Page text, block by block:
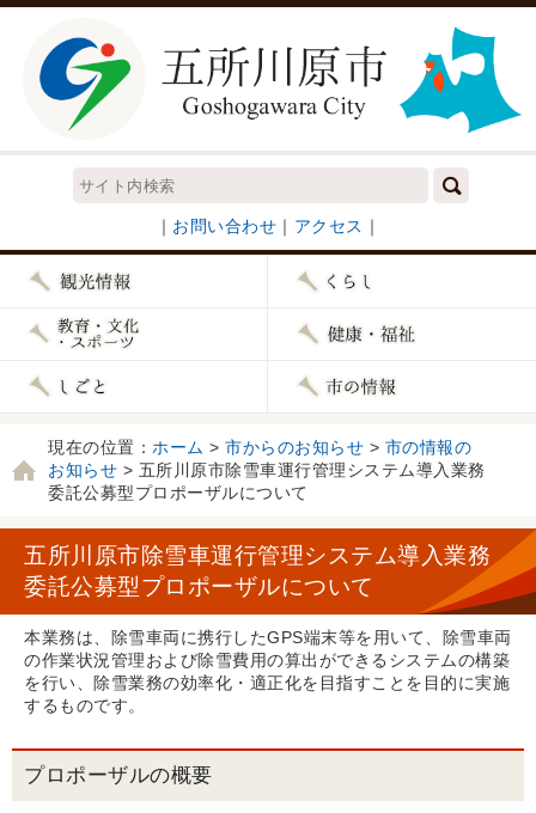
｜ お問い合わせ ｜ アクセス ｜
現在の位置： ホーム > 市からのお知らせ > 市の情報の
お知らせ > 五所川原市除雪車運行管理システム導入業務
委託公募型プロポーザルについて
五所川原市除雪車運行管理システム導入業務
委託公募型プロポーザルについて
本業務は、除雪車両に携行したGPS端末等を用いて、除雪車両
の作業状況管理および除雪費用の算出ができるシステムの構築
を行い、除雪業務の効率化・適正化を目指すことを目的に実施
するものです。
プロポーザルの概要